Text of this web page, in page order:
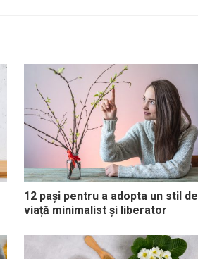
12 pași pentru a adopta un stil de
viață minimalist și liberator